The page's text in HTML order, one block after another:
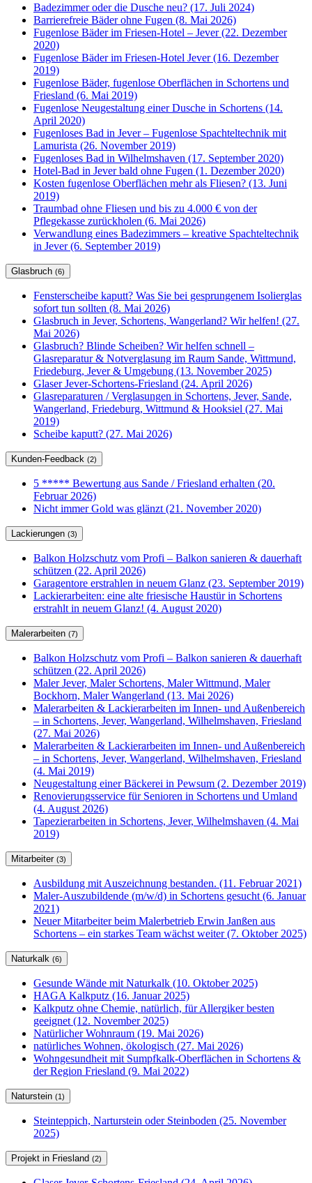
Badezimmer oder die Dusche neu? (17. Juli 2024)
Barrierefreie Bäder ohne Fugen (8. Mai 2026)
Fugenlose Bäder im Friesen-Hotel – Jever (22. Dezember
2020)
Fugenlose Bäder im Friesen-Hotel Jever (16. Dezember
2019)
Fugenlose Bäder, fugenlose Oberflächen in Schortens und
Friesland (6. Mai 2019)
Fugenlose Neugestaltung einer Dusche in Schortens (14.
April 2020)
Fugenloses Bad in Jever – Fugenlose Spachteltechnik mit
Lamurista (26. November 2019)
Fugenloses Bad in Wilhelmshaven (17. September 2020)
Hotel-Bad in Jever bald ohne Fugen (1. Dezember 2020)
Kosten fugenlose Oberflächen mehr als Fliesen? (13. Juni
2019)
Traumbad ohne Fliesen und bis zu 4.000 € von der
Pflegekasse zurückholen (6. Mai 2026)
Verwandlung eines Badezimmers – kreative Spachteltechnik
in Jever (6. September 2019)
Glasbruch (6)
Fensterscheibe kaputt? Was Sie bei gesprungenem Isolierglas
sofort tun sollten (8. Mai 2026)
Glasbruch in Jever, Schortens, Wangerland? Wir helfen! (27.
Mai 2026)
Glasbruch? Blinde Scheiben? Wir helfen schnell –
Glasreparatur & Notverglasung im Raum Sande, Wittmund,
Friedeburg, Jever & Umgebung (13. November 2025)
Glaser Jever-Schortens-Friesland (24. April 2026)
Glasreparaturen / Verglasungen in Schortens, Jever, Sande,
Wangerland, Friedeburg, Wittmund & Hooksiel (27. Mai
2019)
Scheibe kaputt? (27. Mai 2026)
Kunden-Feedback (2)
5 ***** Bewertung aus Sande / Friesland erhalten (20.
Februar 2026)
Nicht immer Gold was glänzt (21. November 2020)
Lackierungen (3)
Balkon Holzschutz vom Profi – Balkon sanieren & dauerhaft
schützen (22. April 2026)
Garagentore erstrahlen in neuem Glanz (23. September 2019)
Lackierarbeiten: eine alte friesische Haustür in Schortens
erstrahlt in neuem Glanz! (4. August 2020)
Malerarbeiten (7)
Balkon Holzschutz vom Profi – Balkon sanieren & dauerhaft
schützen (22. April 2026)
Maler Jever, Maler Schortens, Maler Wittmund, Maler
Bockhorn, Maler Wangerland (13. Mai 2026)
Malerarbeiten & Lackierarbeiten im Innen- und Außenbereich
– in Schortens, Jever, Wangerland, Wilhelmshaven, Friesland
(27. Mai 2026)
Malerarbeiten & Lackierarbeiten im Innen- und Außenbereich
– in Schortens, Jever, Wangerland, Wilhelmshaven, Friesland
(4. Mai 2019)
Neugestaltung einer Bäckerei in Pewsum (2. Dezember 2019)
Renovierungsservice für Senioren in Schortens und Umland
(4. August 2026)
Tapezierarbeiten in Schortens, Jever, Wilhelmshaven (4. Mai
2019)
Mitarbeiter (3)
Ausbildung mit Auszeichnung bestanden. (11. Februar 2021)
Maler-Auszubildende (m/w/d) in Schortens gesucht (6. Januar
2021)
Neuer Mitarbeiter beim Malerbetrieb Erwin Janßen aus
Schortens – ein starkes Team wächst weiter (7. Oktober 2025)
Naturkalk (6)
Gesunde Wände mit Naturkalk (10. Oktober 2025)
HAGA Kalkputz (16. Januar 2025)
Kalkputz ohne Chemie, natürlich, für Allergiker besten
geeignet (12. November 2025)
Natürlicher Wohnraum (19. Mai 2026)
natürliches Wohnen, ökologisch (27. Mai 2026)
Wohngesundheit mit Sumpfkalk-Oberflächen in Schortens &
der Region Friesland (9. Mai 2022)
Naturstein (1)
Steinteppich, Narturstein oder Steinboden (25. November
2025)
Projekt in Friesland (2)